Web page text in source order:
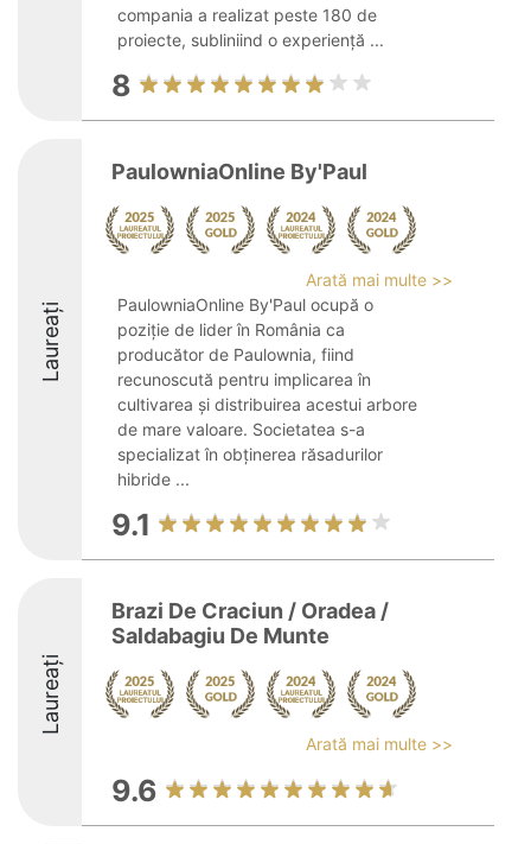
compania a realizat peste 180 de
proiecte, subliniind o experiență ...
8
Laureați
PaulowniaOnline By'Paul
Arată mai multe >>
PaulowniaOnline By'Paul ocupă o
poziție de lider în România ca
producător de Paulownia, fiind
recunoscută pentru implicarea în
cultivarea și distribuirea acestui arbore
de mare valoare. Societatea s-a
specializat în obținerea răsadurilor
hibride ...
9.1
Laureați
Brazi De Craciun / Oradea /
Saldabagiu De Munte
Arată mai multe >>
9.6